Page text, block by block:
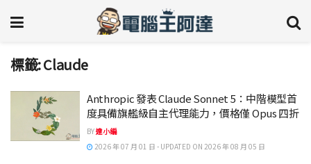
標籤:Claude
Anthropic 發表 Claude Sonnet 5：中階模型首
度具備旗艦級自主代理能力，價格僅 Opus 四折
BY達小編
2026 年 07 月 01 日 - UPDATED ON 2026 年 08 月 05 日